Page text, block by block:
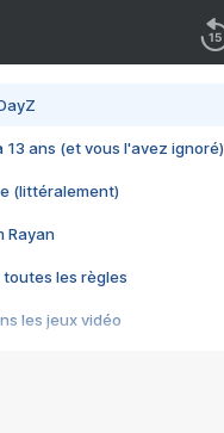
13 ans (et vous l'avez ignoré)
(littéralement)
Rayan
toutes les règles
les jeux vidéo